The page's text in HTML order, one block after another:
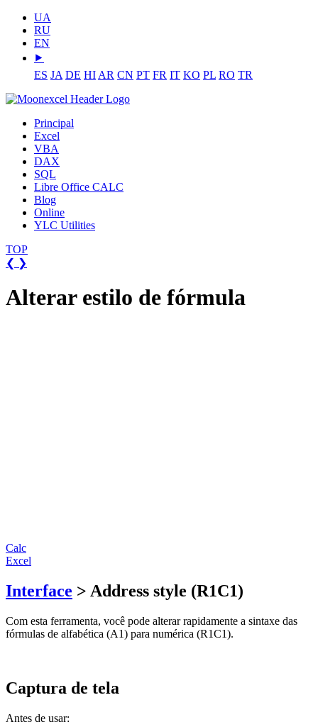
UA
RU
EN
⯈
ES JA DE HI AR CN PT FR IT KO PL RO TR
Principal
Excel
VBA
DAX
SQL
Libre Office CALC
Blog
Online
YLC Utilities
TOP
❮ ❯
Alterar estilo de fórmula
Calc
Excel
Interface > Address style (R1C1)
Com esta ferramenta, você pode alterar rapidamente a sintaxe das
fórmulas de alfabética (A1) para numérica (R1C1).
Captura de tela
Antes de usar: